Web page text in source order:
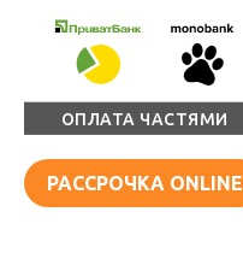
ОПЛАТА ЧАСТЯМИ
РАССРОЧКА ONLINE